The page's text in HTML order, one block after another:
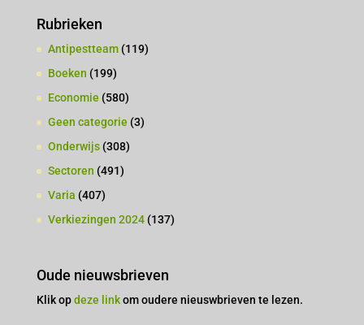
Rubrieken
Antipestteam(119)
Boeken (199)
Economie (580)
Geen categorie (3)
Onderwijs(308)
Sectoren (491)
Varia (407)
Verkiezingen 2024(137)
Oude nieuwsbrieven
Klik opdeze linkom oudere nieuswbrieven te lezen.